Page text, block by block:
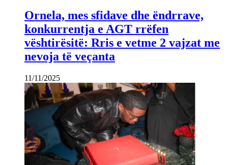
Ornela, mes sfidave dhe ëndrrave,
konkurrentja e AGT rrëfen
vështirësitë: Rris e vetme 2 vajzat me
nevoja të veçanta
11/11/2025